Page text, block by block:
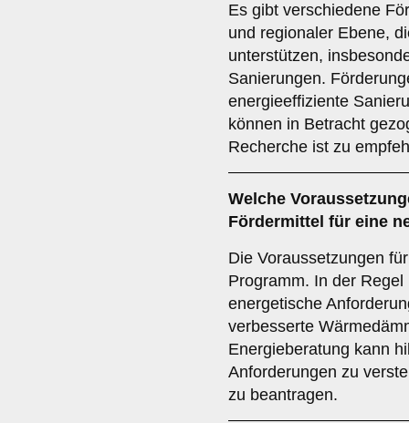
Es gibt verschiedene
und regionaler Ebene,
unterstützen,
Sanierungen.
energieeffiziente
können in Betracht
Recherche ist zu
Welche
Fördermittel für eine
Die Voraussetzungen
Programm. In der
energetische
verbesserte
Energieberatung kann
Anforderungen zu
zu beantragen.